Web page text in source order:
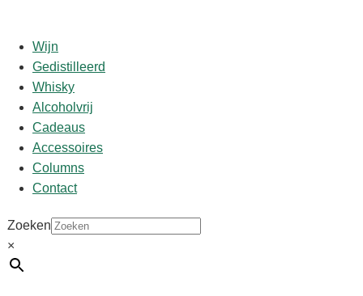
Wijn
Gedistilleerd
Whisky
Alcoholvrij
Cadeaus
Accessoires
Columns
Contact
Zoeken
×
Start/shop
Blanc
Menard Pineau des
Charentes Blanc
€15,50